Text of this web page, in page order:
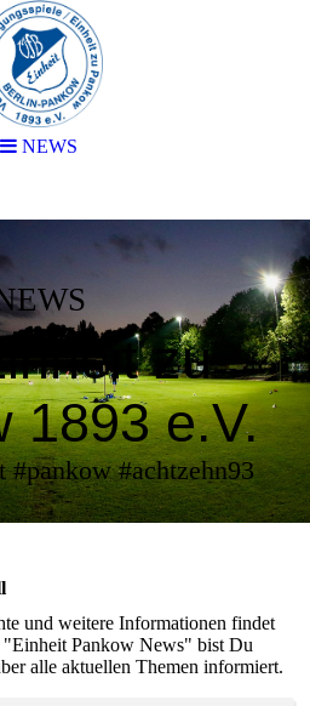
zu
1893 e.V.
#pankow #achtzehn93
und weitere Informationen findet
Pankow News" bist Du
alle aktuellen Themen informiert.
NEWS